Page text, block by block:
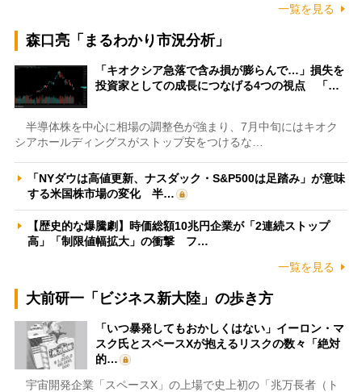
一覧を見る
森口亮「まるわかり市況分析」
「キオクシア急落で含み損が膨らんで…」損失を
投資家としての成長につなげる4つの視点 「…
半導体株を中心に相場の調整色が強まり、7月中旬にはキオク
シアホールディングスがストップ安をつけるな…
「NYダウは高値更新、ナスダック・S&P500は足踏み」が意味
する米国株市場の変化 半…
【歴史的な爆騰劇】時価総額10兆円企業が「2連続ストップ
高」「制限値幅拡大」の衝撃 フ…
一覧を見る
大前研一「ビジネス新大陸」の歩き方
「いつ暴発してもおかしくはない」イーロン・マ
スク氏とスペースXが抱えるリスクの数々「絶対
的…
宇宙開発企業「スペースX」の上場で史上初の「兆万長者（ト